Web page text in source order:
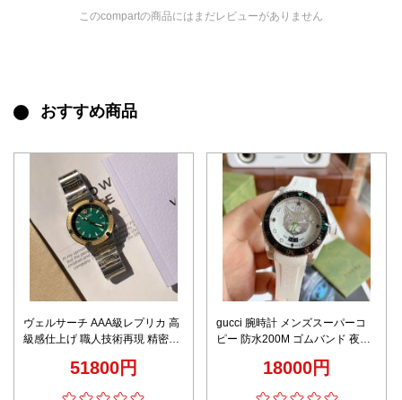
このcompartの商品にはまだレビューがありません
おすすめ商品
ヴェルサーチ AAA級レプリカ 高
級感仕上げ 職人技術再現 精密デ
ダイヤル 2025新作
51800円
gucci 腕時計 メンズスーパーコ
ピー 防水200M ゴムバンド 夜光
18000円